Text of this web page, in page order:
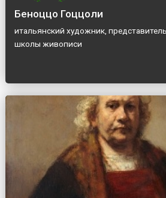
Беноццо Гоццоли
итальянский художник,
школы живописи